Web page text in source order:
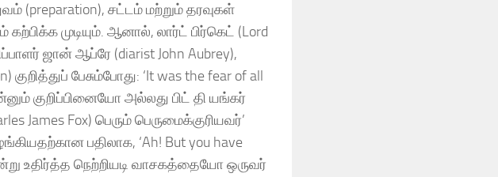
(preparation), சட்டம் மற்றும் தரவுகள்
முடியும். ஆனால், லார்ட் பிர்கெட் (Lord
ஜான் ஆப்ரே (diarist John Aubrey),
பேசும்போது: ‘It was the fear of all
குறிப்பினையோ அல்லது பிட் தி யங்கர்
James Fox) பெரும் பெருமைக்குரியவர்’
பதிலாக, ‘Ah! But you have
உதிர்த்த நெற்றியடி வாசகத்தையோ ஒருவர்